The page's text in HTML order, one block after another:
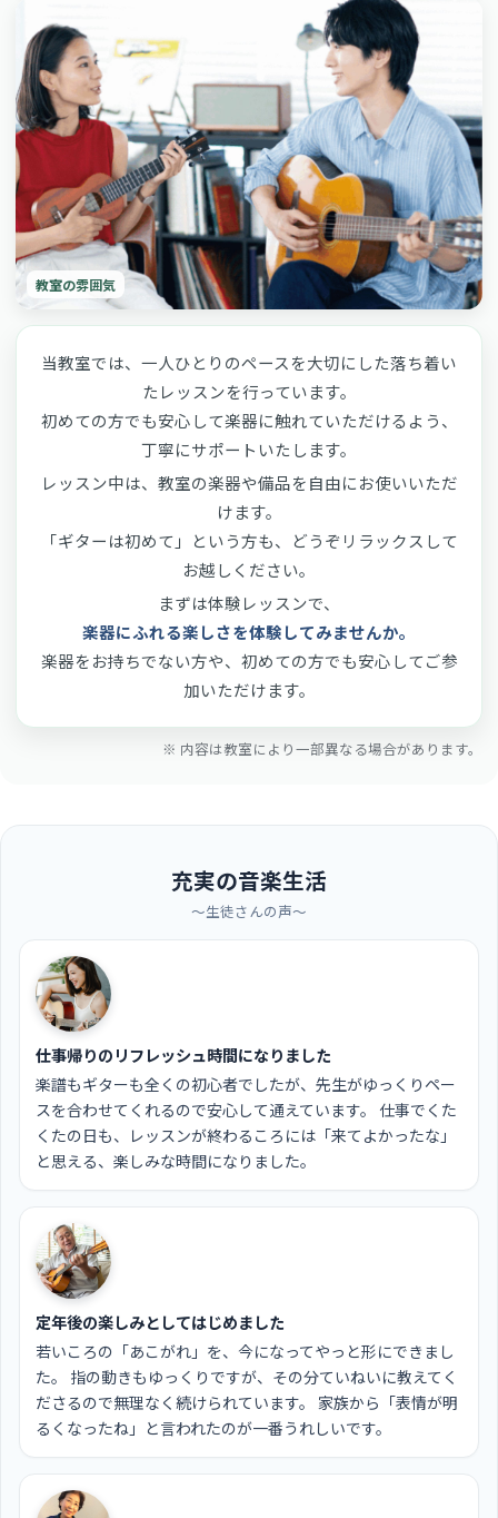
教室の雰囲気
当教室では、一人ひとりのペースを大切にした落ち着い
たレッスンを行っています。
初めての方でも安心して楽器に触れていただけるよう、
丁寧にサポートいたします。
レッスン中は、教室の楽器や備品を自由にお使いいただ
けます。
「ギターは初めて」という方も、どうぞリラックスして
お越しください。
まずは体験レッスンで、
楽器にふれる楽しさを体験してみませんか。
楽器をお持ちでない方や、初めての方でも安心してご参
加いただけます。
※ 内容は教室により一部異なる場合があります。
充実の音楽生活
〜生徒さんの声〜
仕事帰りのリフレッシュ時間になりました
楽譜もギターも全くの初心者でしたが、先生がゆっくりペー
スを合わせてくれるので安心して通えています。 仕事でくた
くたの日も、レッスンが終わるころには「来てよかったな」
と思える、楽しみな時間になりました。
定年後の楽しみとしてはじめました
若いころの「あこがれ」を、今になってやっと形にできまし
た。 指の動きもゆっくりですが、その分ていねいに教えてく
ださるので無理なく続けられています。 家族から「表情が明
るくなったね」と言われたのが一番うれしいです。